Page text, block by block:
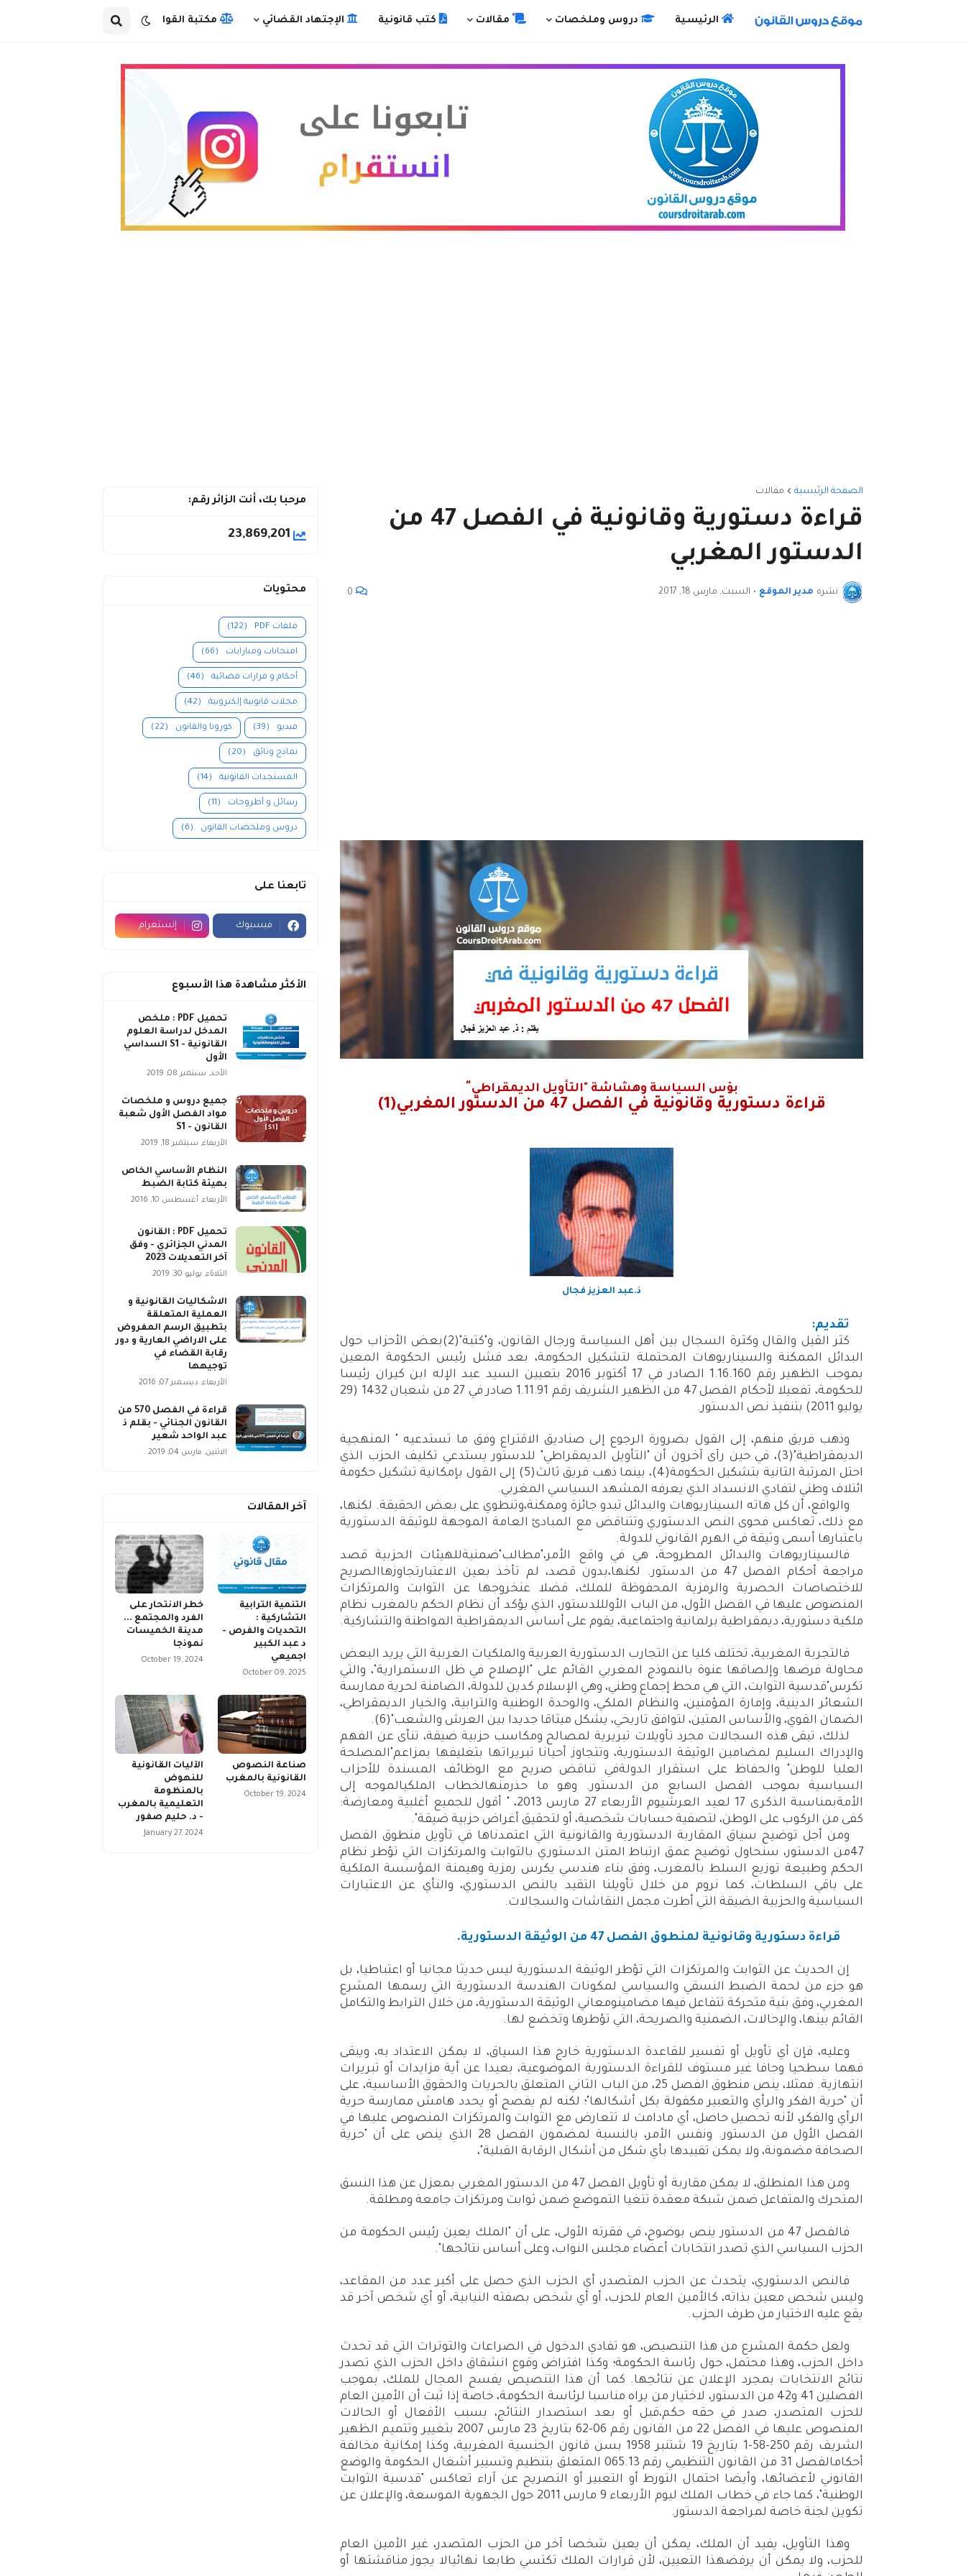
الرئيسية دروس وملخصات مقالات كتب قانونية الإجتهاد القضائي مكتبة القوانين
الصفحة الرئيسية مقالات
قراءة دستورية وقانونية في الفصل 47 من
الدستور المغربي
نشره مدير الموقع • السبت, مارس 18, 2017 0
بؤس السياسة وهشاشة "التأويل الديمقراطي"
قراءة دستورية وقانونية في الفصل 47 من الدستور المغربي(1)
ذ.عبد العزيز فجال
تقديم:
كثر القيل والقال وكثرة السجال بين أهل السياسة ورجال القانون، و"كتبة"(2)
بعض الأحزاب حول
البدائل الممكنة والسيناريوهات المحتملة لتشكيل الحكومة، بعد فشل رئيس الحكومة المعين
بموجب الظهير رقم 1.16.160 الصادر في 17 أكتوبر 2016 بتعيين السيد عبد الإله ابن كيران رئيسا
للحكومة، تفعيلا لأحكام الفصل 47 من الظهير الشريف رقم 1.11.91 صادر في 27 من شعبان 1432 (29
يوليو 2011) بتنفيذ نص الدستور.
وذهب فريق منهم، إلى القول بضرورة الرجوع إلى صناديق الاقتراع وفق ما تستدعيه " المنهجية
الديمقراطية"(3)
، في حين رآى آخرون أن "التأويل الديمقراطي" للدستور يستدعي تكليف الحزب الذي
احتل المرتبة الثانية بتشكيل الحكومة(4) ، بينما ذهب فريق ثالث(5)
إلى القول بإمكانية تشكيل حكومة
ائتلاف وطني لتفادي الانسداد الذي يعرفه المشهد السياسي المغربي.
والواقع، أن كل هاته السيناريوهات والبدائل تبدو جائزة وممكنة،وتنطوي على بعض الحقيقة. لكنها،
مع ذلك، تعاكس فحوى النص الدستوري وتتناقض مع المبادئ العامة الموجهة للوثيقة الدستورية
باعتبارها أسمى وثيقة في الهرم القانوني للدولة.
فالسيناريوهات والبدائل المطروحة، هي في واقع الأمر،"مطالب"ضمنيةللهيئات الحزبية قصد
مراجعة أحكام الفصل 47 من الدستور. لكنها،بدون قصد، لم تأخذ بعين الاعتبارتجاوزهاالصريح
للاختصاصات الحصرية والرمزية المحفوظة للملك، فضلا عنخروجها عن الثوابت والمرتكزات
المنصوص عليها في الفصل الأول، من الباب الأولللدستور، الذي يؤكد أن نظام الحكم بالمغرب نظام
ملكية دستورية، ديمقراطية برلمانية واجتماعية، يقوم على أساس الديمقراطية المواطنة والتشاركية.
فالتجربة المغربية، تختلف كليا عن التجارب الدستورية العربية والملكيات الغربية التي يريد البعض
محاولة فرضها وإلصاقها عنوة بالنموذج المغربي القائم على "الإصلاح في ظل الاستمرارية"، والتي
تكرس"قدسية الثوابت، التي هي محط إجماع وطني، وهي الإسلام كدين للدولة، الضامنة لحرية ممارسة
الشعائر الدينية، وإمارة المؤمنين، والنظام الملكي، والوحدة الوطنية والترابية، والخيار الديمقراطي،
الضمان القوي، والأساس المتين، لتوافق تاريخي، يشكل ميثاقا جديدا بين العرش والشعب"(6)
.
لذلك، تبقى هذه السجالات مجرد تأويلات تبريرية لمصالح ومكاسب حزبية ضيقة، تنأى عن الفهم
والإدراك السليم لمضامين الوثيقة الدستورية، وتتجاوز أحيانا تبريراتها بتغليفها بمزاعم"المصلحة
العليا للوطن" والحفاظ على استقرار الدولةفي تناقض صريح مع الوظائف المسندة للأحزاب
السياسية بموجب الفصل السابع من الدستور. وهو ما حذرمنهالخطاب الملكيالموجه إلى
الأمةبمناسبة الذكرى 17 لعيد العرشيوم الأربعاء 27 مارس 2013، " أقول للجميع أغلبية ومعارضة:
كفى من الركوب على الوطن، لتصفية حسابات شخصية، أو لتحقيق أغراض حزبية ضيقة".
ومن أجل توضيح سياق المقاربة الدستورية والقانونية التي اعتمدناها في تأويل منطوق الفصل
47من الدستور، سنحاول توضيح عمق ارتباط المتن الدستوري بالثوابت والمرتكزات التي تؤطر نظام
الحكم وطبيعة توزيع السلط بالمغرب، وفق بناء هندسي يكرس رمزية وهيمنة المؤسسة الملكية
على باقي السلطات، كما نروم من خلال تأويلنا التقيد بالنص الدستوري، والنأي عن الاعتبارات
السياسية والحزبية الضيقة التي أطرت مجمل النقاشات والسجالات.
قراءة دستورية وقانونية لمنطوق الفصل 47 من الوثيقة الدستورية.
إن الحديث عن الثوابت والمرتكزات التي تؤطر الوثيقة الدستورية ليس حديثا مجانيا أو اعتباطيا، بل
هو جزء من لحمة الضبط النسقي والسياسي لمكونات الهندسة الدستورية التي رسمها المشرع
المغربي، وفق بنية متحركة تتفاعل فيها مضامينومعاني الوثيقة الدستورية، من خلال الترابط والتكامل
القائم بينها، والإحالات، الضمنية والصريحة، التي تؤطرها وتخضع لها.
وعليه، فإن أي تأويل أو تفسير للقاعدة الدستورية خارج هذا السياق، لا يمكن الاعتداد به، ويبقى
فهما سطحيا وجافا غير مستوف للقراءة الدستورية الموضوعية، بعيدا عن أية مزايدات أو تبريرات
انتهازية. فمثلا، ينص منطوق الفصل 25، من الباب الثاني المتعلق بالحريات والحقوق الأساسية، على
أن "حرية الفكر والرأي والتعبير مكفولة بكل أشكالها"؛ لكنه لم يفصح أو يحدد هامش ممارسة حرية
الرأي والفكر، لأنه تحصيل حاصل، أي مادامت لا تتعارض مع الثوابت والمرتكزات المنصوص عليها في
الفصل الأول من الدستور. ونفس الأمر، بالنسبة لمضمون الفصل 28 الذي ينص على أن "حرية
الصحافة مضمونة، ولا يمكن تقييدها بأي شكل من أشكال الرقابة القبلية"،
ومن هذا المنطلق، لا يمكن مقاربة أو تأويل الفصل 47 من الدستور المغربي بمعزل عن هذا النسق
المتحرك والمتفاعل ضمن شبكة معقدة تتغيا التموضع ضمن ثوابت ومرتكزات جامعة ومطلقة.
فالفصل 47 من الدستور ينص بوضوح، في فقرته الأولى، على أن "الملك يعين رئيس الحكومة من
الحزب السياسي الذي تصدر انتخابات أعضاء مجلس النواب، وعلى أساس نتائجها".
فالنص الدستوري، يتحدث عن الحزب المتصدر، أي الحزب الذي حصل على أكبر عدد من المقاعد،
وليس شخص معين بذاته، كالأمين العام للحزب، أو أي شخص بصفته النيابية، أو أي شخص آخر قد
يقع عليه الاختيار من طرف الحزب.
ولعل حكمة المشرع من هذا التنصيص، هو تفادي الدخول في الصراعات والتوترات التي قد تحدث
داخل الحزب، وهذا محتمل، حول رئاسة الحكومة؛ وكذا افتراض وقوع انشقاق داخل الحزب الذي تصدر
نتائج الانتخابات بمجرد الإعلان عن نتائجها. كما أن هذا التنصيص يفسح المجال للملك، بموجب
الفصلين 41 و42 من الدستور، لاختيار من يراه مناسبا لرئاسة الحكومة، خاصة إذا ثبت أن الأمين العام
للحزب المتصدر، صدر في حقه حكم،قبل أو بعد استصدار النتائج، بسبب الأفعال أو الحالات
المنصوص عليها في الفصل 22 من القانون رقم 06-62 بتاريخ 23 مارس 2007 بتغيير وتتميم الظهير
الشريف رقم 250-58-1 بتاريخ 19 شتنبر 1958 بسن قانون الجنسية المغربية، وكذا إمكانية مخالفة
أحكامالفصل 31 من القانون التنظيمي رقم 065.13 المتعلق بتنظيم وتسيير أشغال الحكومة والوضع
القانوني لأعضائها، وأيضا احتمال التورط أو التعبير أو التصريح عن آراء تعاكس "قدسية الثوابت
الوطنية"، كما جاء في خطاب الملك ليوم الأربعاء 9 مارس 2011 حول الجهوية الموسعة، والإعلان عن
تكوين لجنة خاصة لمراجعة الدستور.
وهذا التأويل، يفيد أن الملك، يمكن أن يعين شخصا آخر من الحزب المتصدر، غير الأمين العام
للحزب، ولا يمكن أن يرفضهذا التعيين، لأن قرارات الملك تكتسي طابعا نهائيالا يجوز مناقشتها أو
مرحبا بك، أنت الزائر رقم:
23,869,201
محتويات
ملفات PDF (122)
امتحانات ومبارايات (66)
أحكام و قرارات قضائية (46)
مجلات قانونية إلكترونية (42)
فيديو (39) كورونا والقانون (22)
نماذج وثائق (20)
المستجدات القانونية (14)
رسائل و أطروحات (11)
دروس وملخصات القانون (6)
تابعنا على
فيسبوك إنستغرام
الأكثر مشاهدة هذا الأسبوع
تحميل PDF : ملخص
المدخل لدراسة العلوم
القانونية - S1 السداسي
الأول
الأحد, سبتمبر 08, 2019
جميع دروس و ملخصات
مواد الفصل الأول شعبة
القانون - S1
الأربعاء, سبتمبر 18, 2019
النظام الأساسي الخاص
بهيئة كتابة الضبط
الأربعاء, أغسطس 10, 2016
تحميل PDF : القانون
المدني الجزائري - وفق
آخر التعديلات 2023
الثلاثاء, يوليو 30, 2019
الاشكاليات القانونية و
العملية المتعلقة
بتطبيق الرسم المفروض
على الاراضي العارية و دور
رقابة القضاء في
توجيهها
الأربعاء, ديسمبر 07, 2016
قراءة في الفصل 570 من
القانون الجنائي - بقلم ذ
عبد الواحد شعير
الاثنين, مارس 04, 2019
آخر المقالات
التنمية الترابية
التشاركية :
التحديات والفرص -
د عبد الكبير
اجميعي
October 09, 2025
خطر الانتحار على
الفرد والمجتمع ...
مدينة الخميسات
نموذجا
October 19, 2024
صناعة النصوص
القانونية بالمغرب
October 19, 2024
الآليات القانونية
للنهوض
بالمنظومة
التعليمية بالمغرب
- د. حليم صفور
January 27, 2024